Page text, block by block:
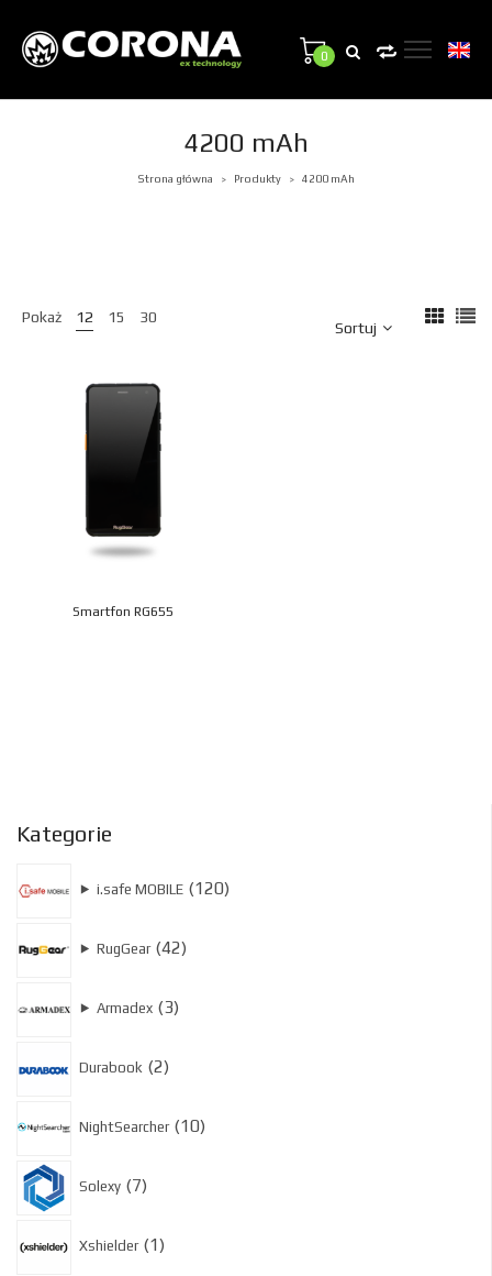
0
4200 mAh
Strona główna > Produkty > 4200 mAh
Pokaż 12 15 30
Sortuj
Smartfon RG655
Kategorie
⯈ i.safe MOBILE 120
⯈ RugGear 42
⯈ Armadex 3
Durabook 2
NightSearcher 10
Solexy 7
Xshielder 1